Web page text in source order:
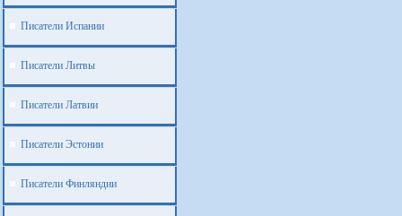
Писатели Испании
Писатели Литвы
Писатели Латвии
Писатели Эстонии
Писатели Финляндии